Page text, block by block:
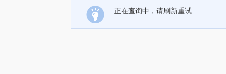
正在查询中，请刷新重试